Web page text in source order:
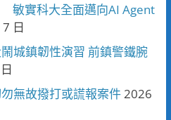
敏實科大全面邁向AI Agent
日
城鎮韌性演習 前鎮警鐵腕
無故撥打或謊報案件 2026